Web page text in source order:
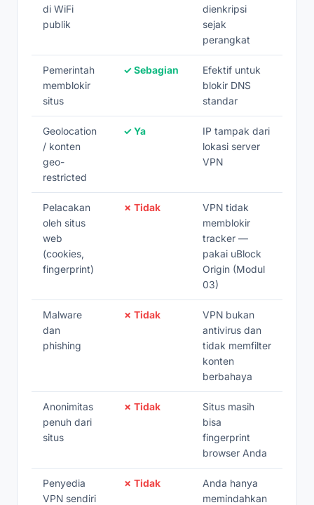
di WiFi
publik
dienkripsi
sejak
perangkat
Pemerintah
memblokir
situs
✓ Sebagian
Efektif untuk
blokir DNS
standar
Geolocation
/ konten
geo-
restricted
✓ Ya
IP tampak dari
lokasi server
VPN
Pelacakan
oleh situs
web
(cookies,
fingerprint)
✗ Tidak
VPN tidak
memblokir
tracker —
pakai uBlock
Origin (Modul
03)
Malware
dan
phishing
✗ Tidak
VPN bukan
antivirus dan
tidak memfilter
konten
berbahaya
Anonimitas
penuh dari
situs
✗ Tidak
Situs masih
bisa
fingerprint
browser Anda
Penyedia
VPN sendiri
✗ Tidak
Anda hanya
memindahkan